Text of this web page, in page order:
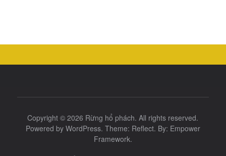
Copyright © 2026 Rừng hổ phách. All rights reserved.
Powered by WordPress. Theme: Reflect. By: Empower
Framework.